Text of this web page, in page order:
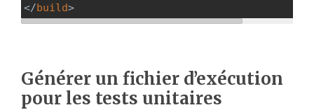
</build>
Générer un fichier d’exécution
pour les tests unitaires